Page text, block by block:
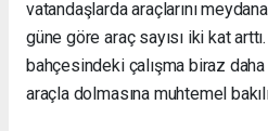
vatandaşlarda araçlarını
güne göre araç sayısı iki kat
bahçesindeki çalışma biraz
araçla dolmasına muhtemel